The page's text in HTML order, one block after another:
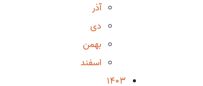
آذر
دی
بهمن
اسفند
1403